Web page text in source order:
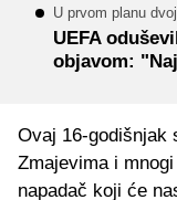
U prvom planu
UEFA
objavom:
Ovaj 16-godišnjak
Zmajevima i
napadač koji će